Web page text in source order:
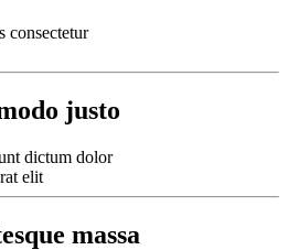
consectetur
justo
dictum dolor
elit
massa